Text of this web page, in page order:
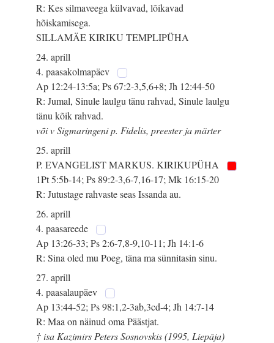
R: Kes silmaveega külvavad, lõikavad
hõiskamisega.
SILLAMÄE KIRIKU TEMPLIPÜHA
24. aprill
4. paasakolmapäev
Ap 12:24-13:5a; Ps 67:2-3,5,6+8; Jh 12:44-50
R: Jumal, Sinule laulgu tänu rahvad, Sinule laulgu
tänu kõik rahvad.
või v Sigmaringeni p. Fidelis, preester ja märter
25. aprill
P. EVANGELIST MARKUS. KIRIKUPÜHA
1Pt 5:5b-14; Ps 89:2-3,6-7,16-17; Mk 16:15-20
R: Jutustage rahvaste seas Issanda au.
26. aprill
4. paasareede
Ap 13:26-33; Ps 2:6-7,8-9,10-11; Jh 14:1-6
R: Sina oled mu Poeg, täna ma sünnitasin sinu.
27. aprill
4. paasalaupäev
Ap 13:44-52; Ps 98:1,2-3ab,3cd-4; Jh 14:7-14
R: Maa on näinud oma Päästjat.
† isa Kazimirs Peters Sosnovskis (1995, Liepāja)